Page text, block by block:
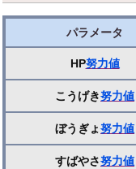
パラメータ
HP努力値
こうげき努力値
ぼうぎょ努力値
すばやさ努力値